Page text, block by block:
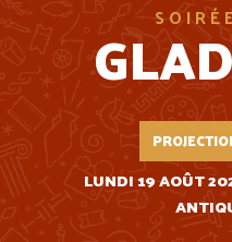
LUNDI 19 AOÛT